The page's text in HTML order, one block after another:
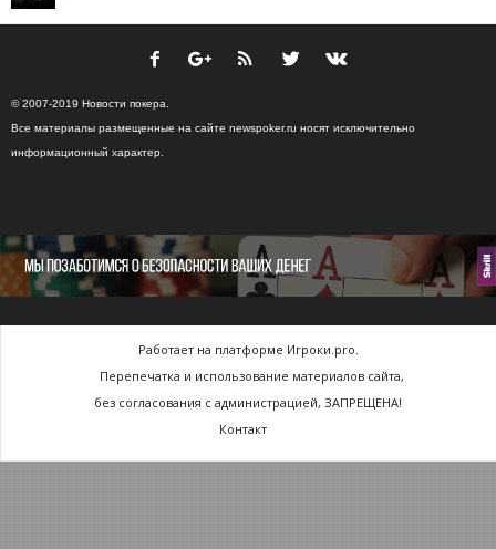
© 2007-2019 Новости покера.
Все материалы размещенные на сайте newspoker.ru носят исключительно
информационный характер.
Работает на платформе Игроки.pro.
Перепечатка и использование материалов сайта,
без согласования с администрацией, ЗАПРЕЩЕНА!
Контакт